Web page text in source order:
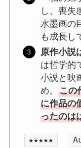
し、喪失
水墨画の
も成長し
原作小説
は哲学的
小説と映
め。 この
に作品の
ったのは
★★★★★